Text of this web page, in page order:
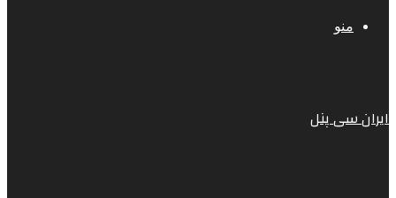
منو
ایران سی پنل